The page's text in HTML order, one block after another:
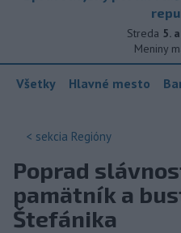
Streda 5.
Meniny
Všetky Hlavné mesto
< sekcia Regióny
Poprad
pamätník a
Štefánika